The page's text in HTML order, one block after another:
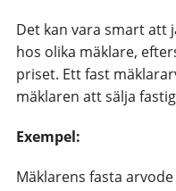
Det kan vara smart att
hos olika mäklare,
priset. Ett fast
mäklaren att sälja
Exempel:
Mäklarens fasta